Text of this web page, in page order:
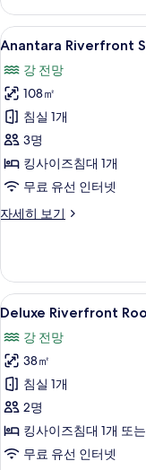
자
세
히
기
Anantara
Riverfront
Suite
사
진
모
두
보
기
9
Anantara Riverfront
강 전망
108㎡
침실 1개
3명
킹사이즈침대 1개
무료 유선 인터넷
자세히 보기
Anantara
세
히
보
Deluxe
Riverfront
Room
사
진
모
두
보
7
Deluxe Riverfront
강 전망
38㎡
침실 1개
2명
킹사이즈침대 1개 또
무료 유선 인터넷